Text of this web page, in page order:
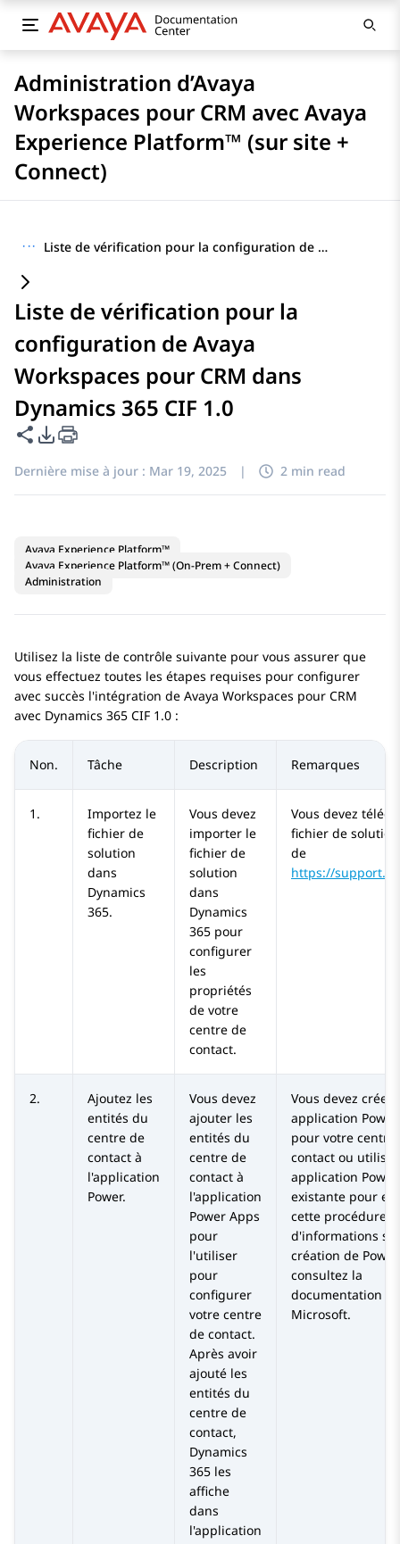
Administration d’Avaya
Workspaces pour CRM avec Avaya
Experience Platform™ (sur site +
Connect)
··· Liste de vérification pour la configuration de Avaya Workspaces pour CRM dans Dynamics 365 CIF 1.0
Liste de vérification pour la
configuration de Avaya
Workspaces pour CRM dans
Dynamics 365 CIF 1.0
Partager cette page
Options d'exportation PDF
Dernière mise à jour : Mar 19, 2025 | 2 min read
Avaya Experience Platform™
Avaya Experience Platform™ (On-Prem + Connect)
Administration
Utilisez la liste de contrôle suivante pour vous assurer que
vous effectuez toutes les étapes requises pour configurer
avec succès l'intégration de Avaya Workspaces pour CRM
avec Dynamics 365 CIF 1.0 :
Non. Tâche Description Remarques
1.
Importez le
fichier de
solution
dans
Dynamics
365.
Vous devez
importer le
fichier de
solution
dans
Dynamics
365 pour
configurer
les
propriétés
de votre
centre de
contact.
Vous devez
fichier de
de
https://
2.
Ajoutez les
entités du
centre de
contact à
l'application
Power.
Vous devez
ajouter les
entités du
centre de
contact à
l'application
Power Apps
pour
l'utiliser
pour
configurer
votre centre
de contact.
Après avoir
ajouté les
entités du
centre de
contact,
Dynamics
365 les
affiche
dans
l'application
Vous devez créer
application
pour votre centre
contact ou
application
existante pour
cette procédure.
d'informations
création de
consultez la
documentation de
Microsoft.